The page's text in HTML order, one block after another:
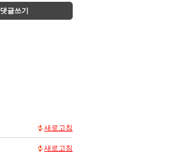
댓글쓰기
새로고침
새로고침